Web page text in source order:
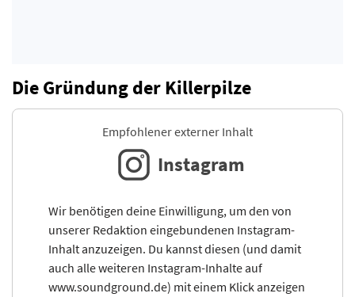
Die Gründung der Killerpilze
Empfohlener externer Inhalt
Instagram
Wir benötigen deine Einwilligung, um den von
unserer Redaktion eingebundenen Instagram-
Inhalt anzuzeigen. Du kannst diesen (und damit
auch alle weiteren Instagram-Inhalte auf
www.soundground.de) mit einem Klick anzeigen